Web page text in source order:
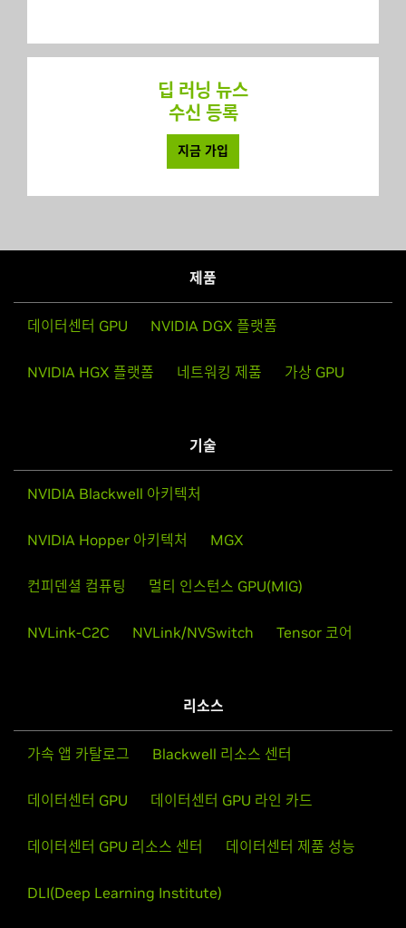
딥 러닝 뉴스
수신 등록
지금 가입
제품
데이터센터 GPU NVIDIA DGX 플랫폼
NVIDIA HGX 플랫폼 네트워킹 제품 가상 GPU
기술
NVIDIA Blackwell 아키텍처
NVIDIA Hopper 아키텍처 MGX
컨피덴셜 컴퓨팅 멀티 인스턴스 GPU(MIG)
NVLink-C2C NVLink/NVSwitch Tensor 코어
리소스
가속 앱 카탈로그 Blackwell 리소스 센터
데이터센터 GPU 데이터센터 GPU 라인 카드
데이터센터 GPU 리소스 센터 데이터센터 제품 성능
DLI(Deep Learning Institute)